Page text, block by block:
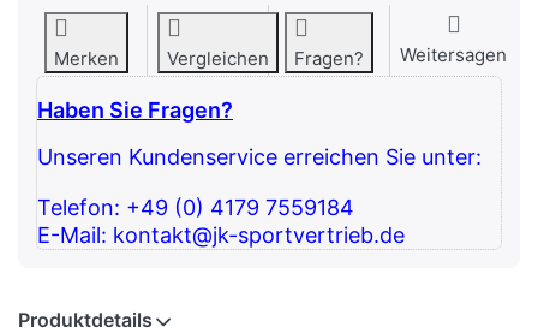
Merken Vergleichen Fragen? Weitersagen
Haben Sie Fragen?
Unseren Kundenservice erreichen Sie unter:
Telefon: +49 (0) 4179 7559184
E-Mail: kontakt@jk-sportvertrieb.de
Produktdetails